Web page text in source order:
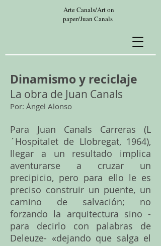
Arte Canals/Art on
paper/Juan Canals
Dinamismo y reciclaje
La obra de Juan Canals
Por: Ángel Alonso
Para Juan Canals Carreras (L
´Hospitalet de Llobregat, 1964),
llegar a un resultado implica
aventurarse a cruzar un
precipicio, pero para ello le es
preciso construir un puente, un
camino de salvación; no
forzando la arquitectura sino -
para decirlo con palabras de
Deleuze- «dejando que salga el